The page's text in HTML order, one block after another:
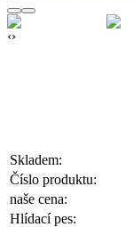
‹›
Skladem:
Číslo produktu:
naše cena:
Hlídací pes: